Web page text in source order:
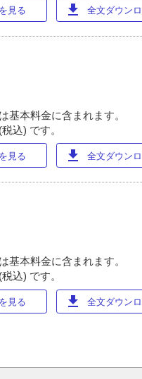
見る download 全文ダウン
基本料金に含まれます。
込) です。
見る download 全文ダウン
基本料金に含まれます。
込) です。
見る download 全文ダウン